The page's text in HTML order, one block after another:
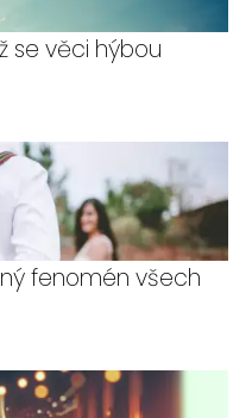
se věci hýbou
fenomén všech